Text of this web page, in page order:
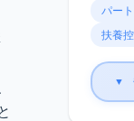
パート
扶養
▼